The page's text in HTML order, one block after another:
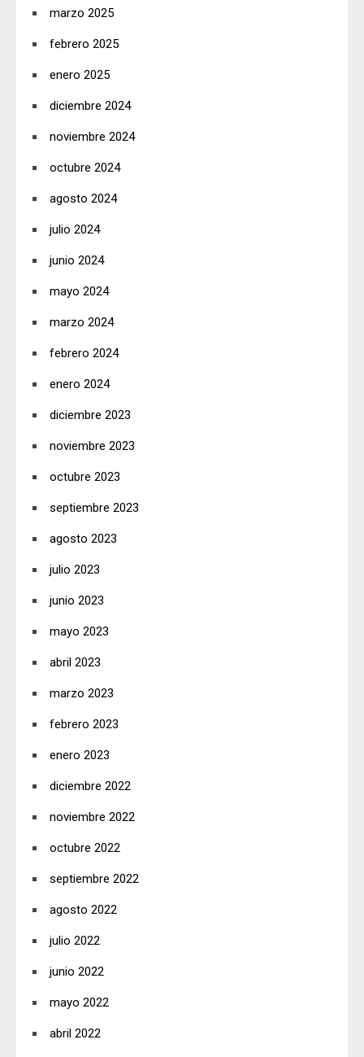
marzo 2025
febrero 2025
enero 2025
diciembre 2024
noviembre 2024
octubre 2024
agosto 2024
julio 2024
junio 2024
mayo 2024
marzo 2024
febrero 2024
enero 2024
diciembre 2023
noviembre 2023
octubre 2023
septiembre 2023
agosto 2023
julio 2023
junio 2023
mayo 2023
abril 2023
marzo 2023
febrero 2023
enero 2023
diciembre 2022
noviembre 2022
octubre 2022
septiembre 2022
agosto 2022
julio 2022
junio 2022
mayo 2022
abril 2022